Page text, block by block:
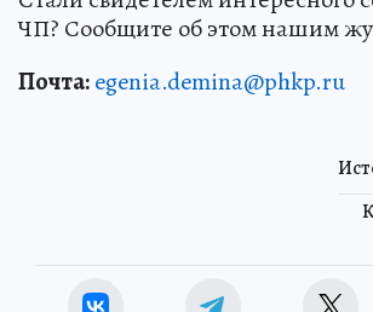
ЧП? Сообщите об этом нашим
Почта:egenia.demina@phkp.ru